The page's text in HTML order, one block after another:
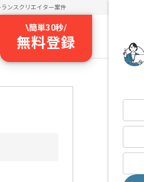
ランスクリエイター案件
\簡単30秒/
無料登録